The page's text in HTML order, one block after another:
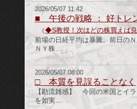
2026/05/07 11:42
■ 午後の戦略 ： 好トレ
（◆S教授！次はどの株買えば
前場の日経平均は暴騰。前日の
ＮＹ株…
2026/05/07 08:00
□ 本質を見誤ることなく
【勘流雑感】 今回の米国とイ
を如実…